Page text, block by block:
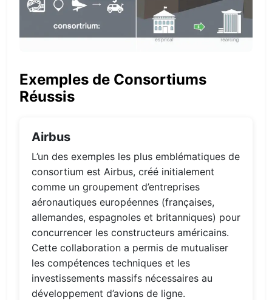
Exemples de Consortiums
Réussis
Airbus
L’un des exemples les plus emblématiques de
consortium est Airbus, créé initialement
comme un groupement d’entreprises
aéronautiques européennes (françaises,
allemandes, espagnoles et britanniques) pour
concurrencer les constructeurs américains.
Cette collaboration a permis de mutualiser
les compétences techniques et les
investissements massifs nécessaires au
développement d’avions de ligne.